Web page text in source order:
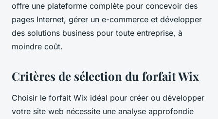
offre une plateforme complète pour concevoir des
pages Internet, gérer un e-commerce et développer
des solutions business pour toute entreprise, à
moindre coût.
Critères de sélection du forfait Wix
Choisir le forfait Wix idéal pour créer ou développer
votre site web nécessite une analyse approfondie